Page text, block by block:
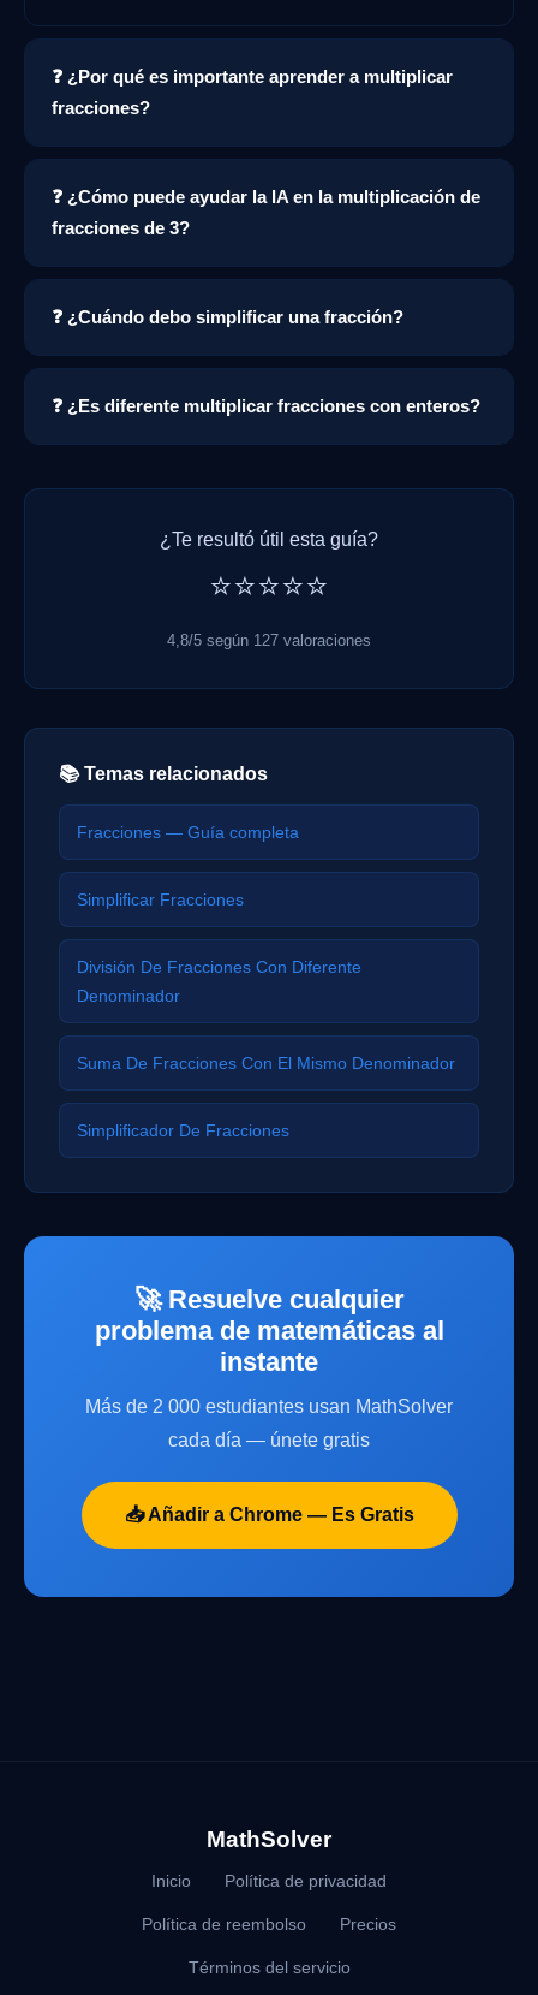
❓ ¿Por qué es importante aprender a multiplicar
fracciones?
❓ ¿Cómo puede ayudar la IA en la multiplicación de
fracciones de 3?
❓ ¿Cuándo debo simplificar una fracción?
❓ ¿Es diferente multiplicar fracciones con enteros?
¿Te resultó útil esta guía?
⭐⭐⭐⭐⭐
4,8/5 según 127 valoraciones
📚 Temas relacionados
Fracciones — Guía completa
Simplificar Fracciones
División De Fracciones Con Diferente
Denominador
Suma De Fracciones Con El Mismo Denominador
Simplificador De Fracciones
🚀 Resuelve cualquier
problema de matemáticas al
instante
Más de 2 000 estudiantes usan MathSolver
cada día — únete gratis
📥 Añadir a Chrome — Es Gratis
MathSolver
Inicio Política de privacidad
Política de reembolso Precios
Términos del servicio